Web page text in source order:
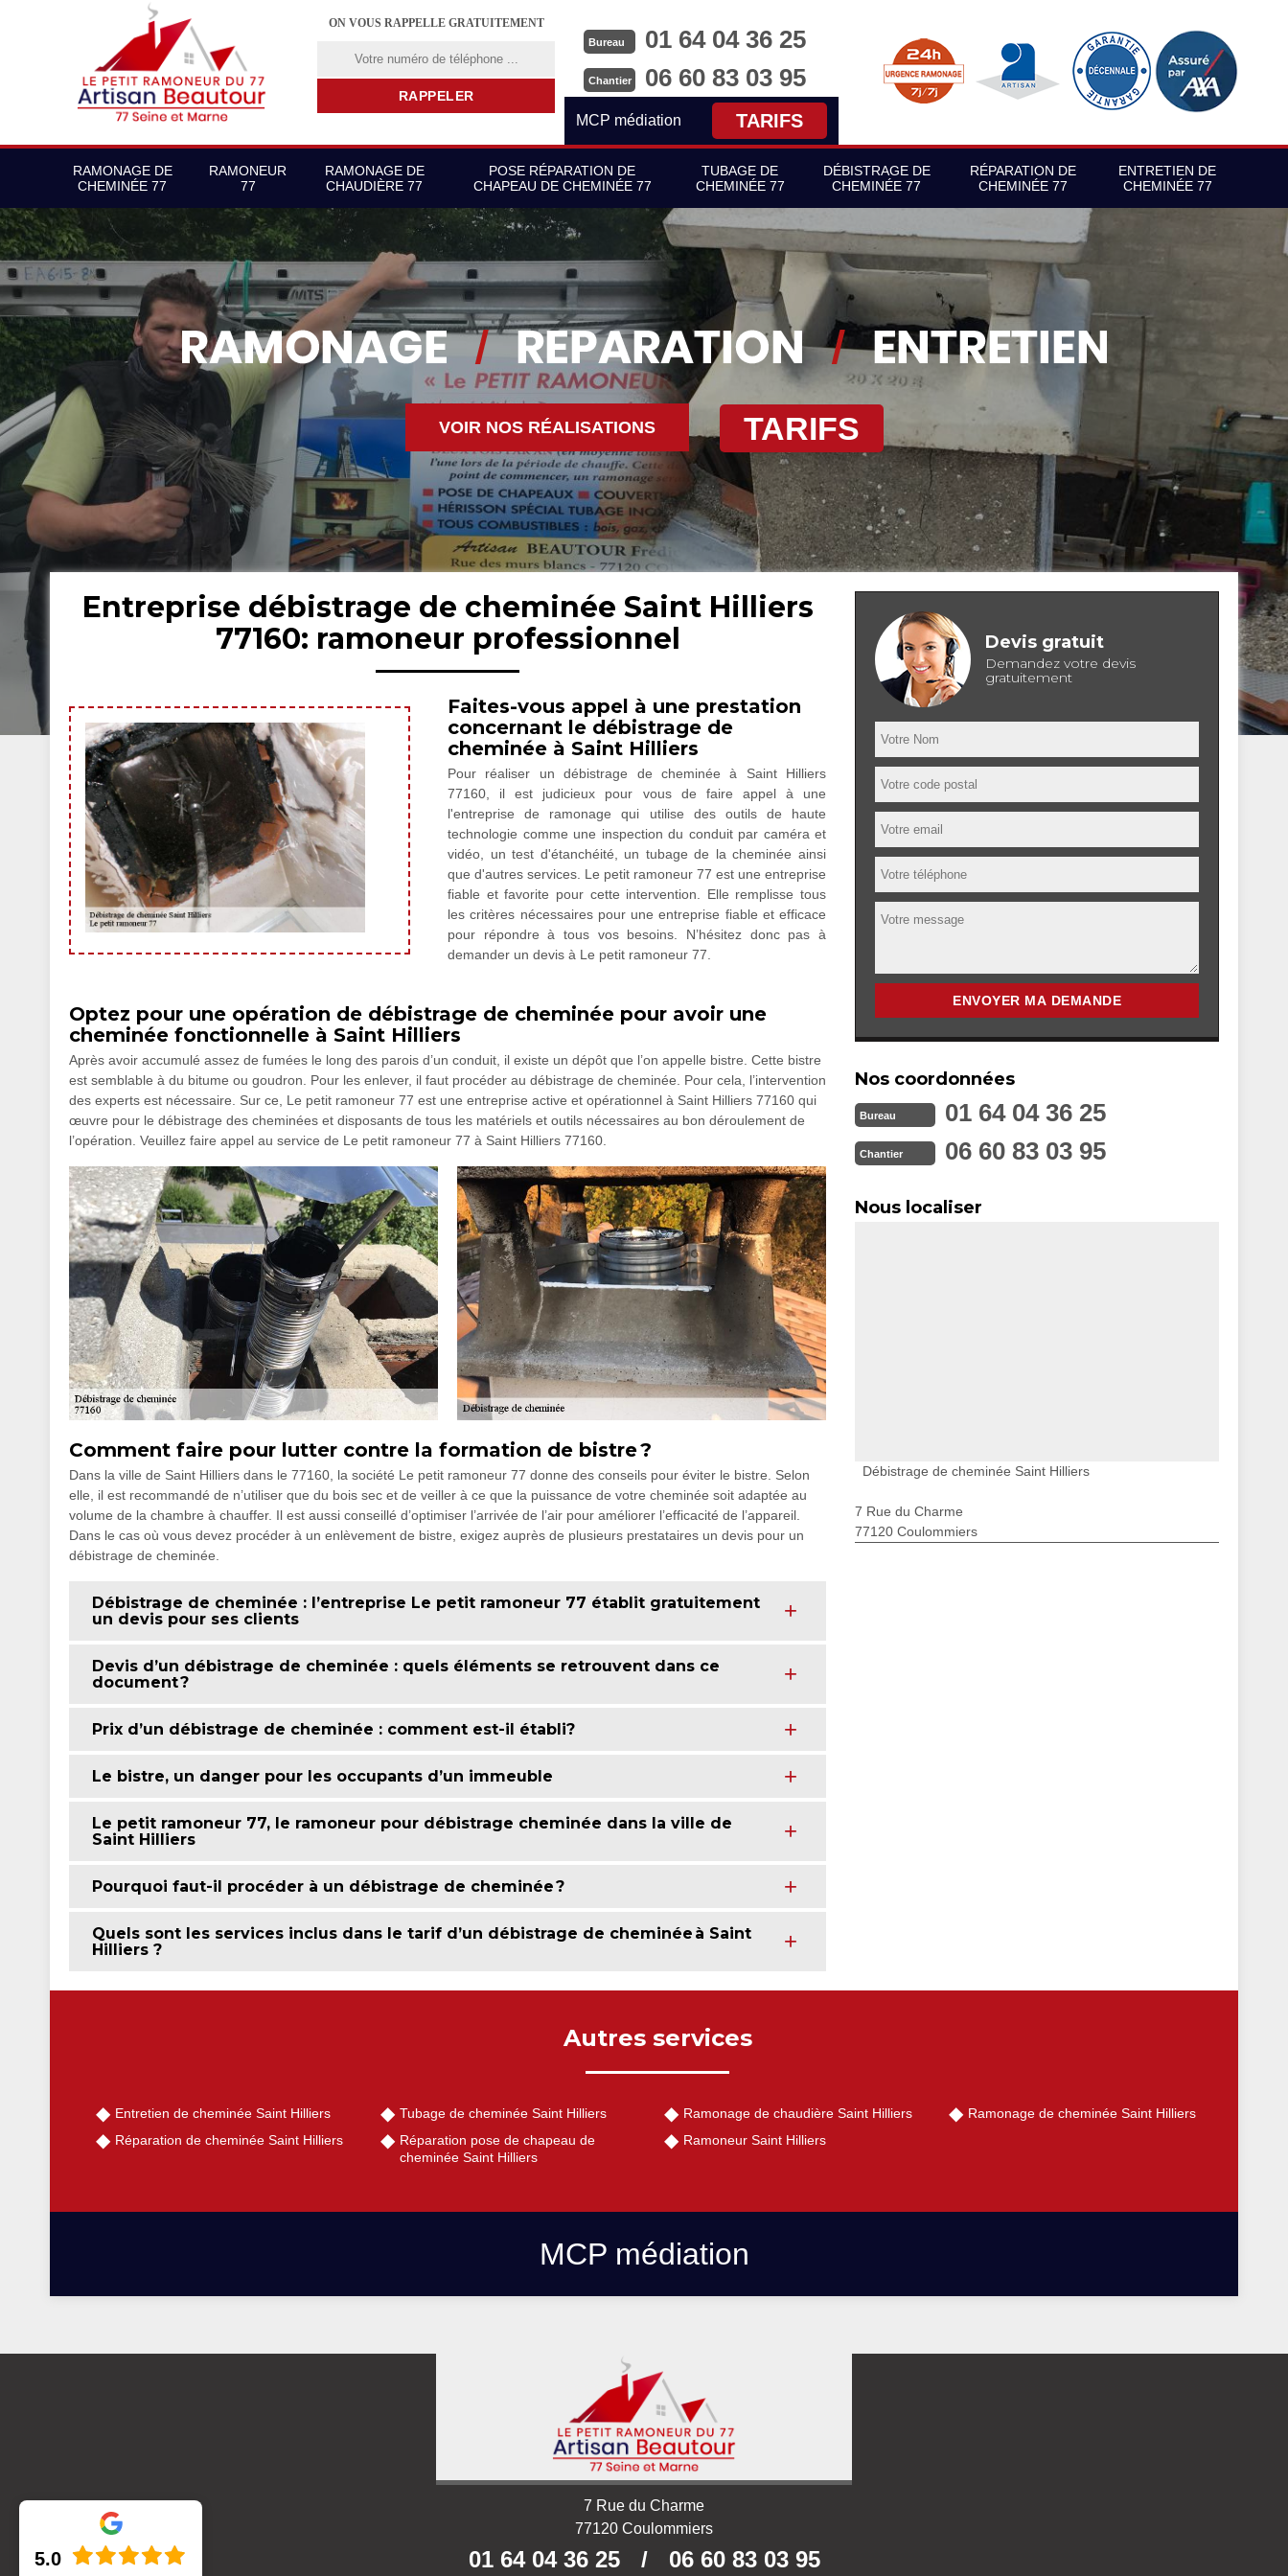
ON VOUS RAPPELLE GRATUITEMENT
Bureau 01 64 04 36 25
Chantier 06 60 83 03 95
MCP médiation TARIFS
RAMONAGE DE
CHEMINÉE 77
RAMONEUR
77
RAMONAGE DE
CHAUDIÈRE 77
POSE RÉPARATION DE
CHAPEAU DE CHEMINÉE 77
TUBAGE DE
CHEMINÉE 77
DÉBISTRAGE DE
CHEMINÉE 77
RÉPARATION DE
CHEMINÉE 77
ENTRETIEN DE
CHEMINÉE 77
VOIR NOS RÉALISATIONS TARIFS
Entreprise débistrage de cheminée Saint Hilliers
77160: ramoneur professionnel
Faites-vous appel à une prestation
concernant le débistrage de
cheminée à Saint Hilliers
Pour réaliser un débistrage de cheminée à Saint Hilliers
77160, il est judicieux pour vous de faire appel à une
l'entreprise de ramonage qui utilise des outils de haute
technologie comme une inspection du conduit par caméra et
vidéo, un test d'étanchéité, un tubage de la cheminée ainsi
que d'autres services. Le petit ramoneur 77 est une entreprise
fiable et favorite pour cette intervention. Elle remplisse tous
les critères nécessaires pour une entreprise fiable et efficace
pour répondre à tous vos besoins. N’hésitez donc pas à
demander un devis à Le petit ramoneur 77.
Optez pour une opération de débistrage de cheminée pour avoir une
cheminée fonctionnelle à Saint Hilliers
Après avoir accumulé assez de fumées le long des parois d’un conduit, il existe un dépôt que l’on appelle bistre. Cette bistre
est semblable à du bitume ou goudron. Pour les enlever, il faut procéder au débistrage de cheminée. Pour cela, l’intervention
des experts est nécessaire. Sur ce, Le petit ramoneur 77 est une entreprise active et opérationnel à Saint Hilliers 77160 qui
œuvre pour le débistrage des cheminées et disposants de tous les matériels et outils nécessaires au bon déroulement de
l’opération. Veuillez faire appel au service de Le petit ramoneur 77 à Saint Hilliers 77160.
Comment faire pour lutter contre la formation de bistre ?
Dans la ville de Saint Hilliers dans le 77160, la société Le petit ramoneur 77 donne des conseils pour éviter le bistre. Selon
elle, il est recommandé de n’utiliser que du bois sec et de veiller à ce que la puissance de votre cheminée soit adaptée au
volume de la chambre à chauffer. Il est aussi conseillé d’optimiser l’arrivée de l’air pour améliorer l’efficacité de l’appareil.
Dans le cas où vous devez procéder à un enlèvement de bistre, exigez auprès de plusieurs prestataires un devis pour un
débistrage de cheminée.
Débistrage de cheminée : l’entreprise Le petit ramoneur 77 établit gratuitement
un devis pour ses clients
Devis d’un débistrage de cheminée : quels éléments se retrouvent dans ce
document ?
Prix d’un débistrage de cheminée : comment est-il établi?
Le bistre, un danger pour les occupants d’un immeuble
Le petit ramoneur 77, le ramoneur pour débistrage cheminée dans la ville de
Saint Hilliers
Pourquoi faut-il procéder à un débistrage de cheminée ?
Quels sont les services inclus dans le tarif d’un débistrage de cheminée à Saint
Hilliers ?
Devis gratuit
Demandez votre devis
gratuitement
Nos coordonnées
Bureau 01 64 04 36 25
Chantier 06 60 83 03 95
Nous localiser
Débistrage de cheminée Saint Hilliers
7 Rue du Charme
77120 Coulommiers
Autres services
Entretien de cheminée Saint Hilliers
Réparation de cheminée Saint Hilliers
Tubage de cheminée Saint Hilliers
Réparation pose de chapeau de
cheminée Saint Hilliers
Ramonage de chaudière Saint Hilliers
Ramoneur Saint Hilliers
Ramonage de cheminée Saint Hilliers
MCP médiation
7 Rue du Charme
77120 Coulommiers
01 64 04 36 25 / 06 60 83 03 95
5.0